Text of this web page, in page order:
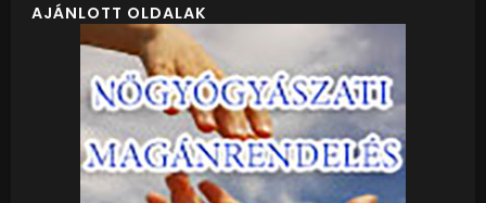
AJÁNLOTT OLDALAK